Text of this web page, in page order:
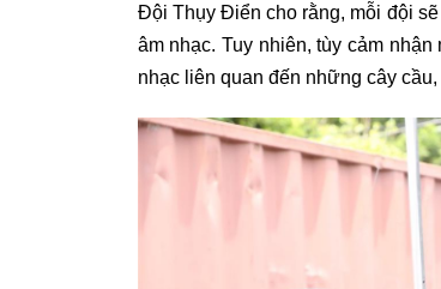
Đội Thụy Điển cho rằng, mỗi đội
âm nhạc. Tuy nhiên, tùy cảm
nhạc liên quan đến những cây